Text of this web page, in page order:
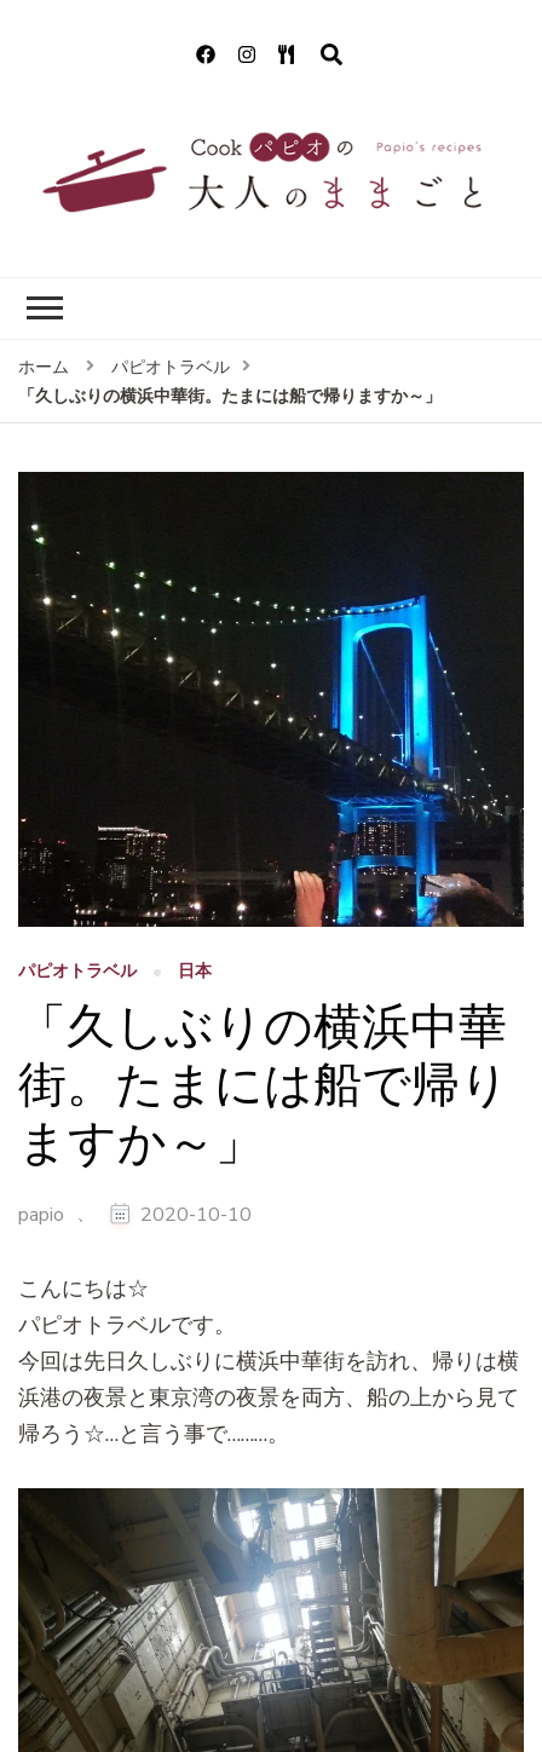
ホーム
パピオトラベル
「久しぶりの横浜中華街。たまには船で帰りますか～」
パピオトラベル 日本
「久しぶりの横浜中華
街。たまには船で帰り
ますか～」
papio 、 2020-10-10
こんにちは☆
パピオトラベルです。
今回は先日久しぶりに横浜中華街を訪れ、 帰りは横
浜港の夜景と東京湾の夜景を両方、 船の上から見て
帰ろう☆…と言う事で………。